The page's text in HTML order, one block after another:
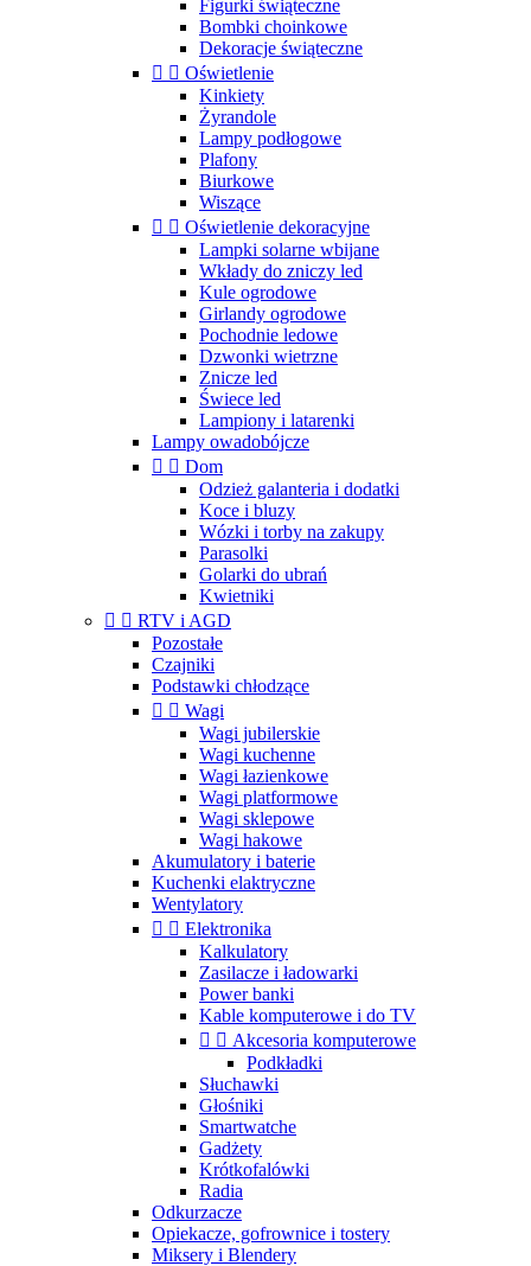
Figurki świąteczne
Bombki choinkowe
Dekoracje świąteczne
  Oświetlenie
Kinkiety
Żyrandole
Lampy podłogowe
Plafony
Biurkowe
Wiszące
  Oświetlenie dekoracyjne
Lampki solarne wbijane
Wkłady do zniczy led
Kule ogrodowe
Girlandy ogrodowe
Pochodnie ledowe
Dzwonki wietrzne
Znicze led
Świece led
Lampiony i latarenki
Lampy owadobójcze
  Dom
Odzież galanteria i dodatki
Koce i bluzy
Wózki i torby na zakupy
Parasolki
Golarki do ubrań
Kwietniki
  RTV i AGD
Pozostałe
Czajniki
Podstawki chłodzące
  Wagi
Wagi jubilerskie
Wagi kuchenne
Wagi łazienkowe
Wagi platformowe
Wagi sklepowe
Wagi hakowe
Akumulatory i baterie
Kuchenki elaktryczne
Wentylatory
  Elektronika
Kalkulatory
Zasilacze i ładowarki
Power banki
Kable komputerowe i do TV
  Akcesoria komputerowe
Podkładki
Słuchawki
Głośniki
Smartwatche
Gadżety
Krótkofalówki
Radia
Odkurzacze
Opiekacze, gofrownice i tostery
Miksery i Blendery